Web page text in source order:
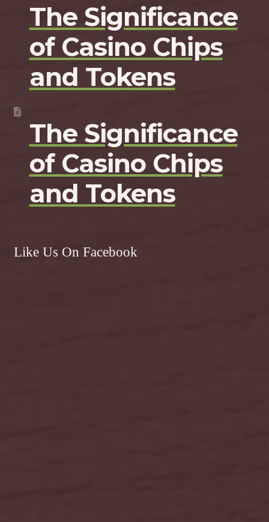
The Significance
of Casino Chips
and Tokens
The Significance
of Casino Chips
and Tokens
Like Us On Facebook